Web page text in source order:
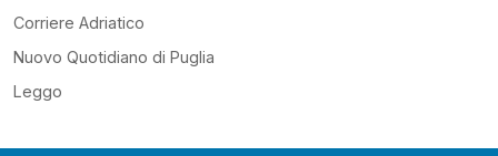
Corriere Adriatico
Nuovo Quotidiano di Puglia
Leggo